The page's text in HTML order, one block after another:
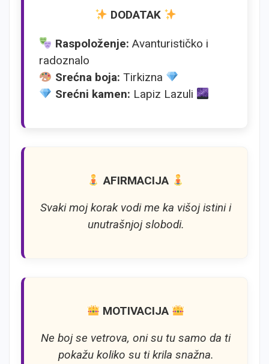
DODATAK
Raspoloženje: Avanturističko i
radoznalo
Srećna boja: Tirkizna
Srećni kamen: Lapiz Lazuli
AFIRMACIJA
Svaki moj korak vodi me ka višoj istini i
unutrašnjoj slobodi.
MOTIVACIJA
Ne boj se vetrova, oni su tu samo da ti
pokažu koliko su ti krila snažna.